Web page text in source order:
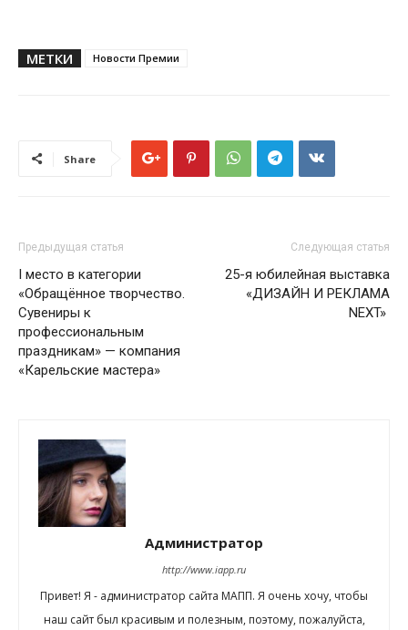
МЕТКИ Новости Премии
Share
Предыдущая статья
I место в категории
«Обращённое творчество.
Сувениры к
профессиональным
праздникам» — компания
«Карельские мастера»
Следующая статья
25-я юбилейная выставка
«ДИЗАЙН И РЕКЛАМА
NEXT»
Администратор
http://www.iapp.ru
Привет! Я - администратор сайта МАПП. Я очень хочу, чтобы
наш сайт был красивым и полезным, поэтому, пожалуйста,